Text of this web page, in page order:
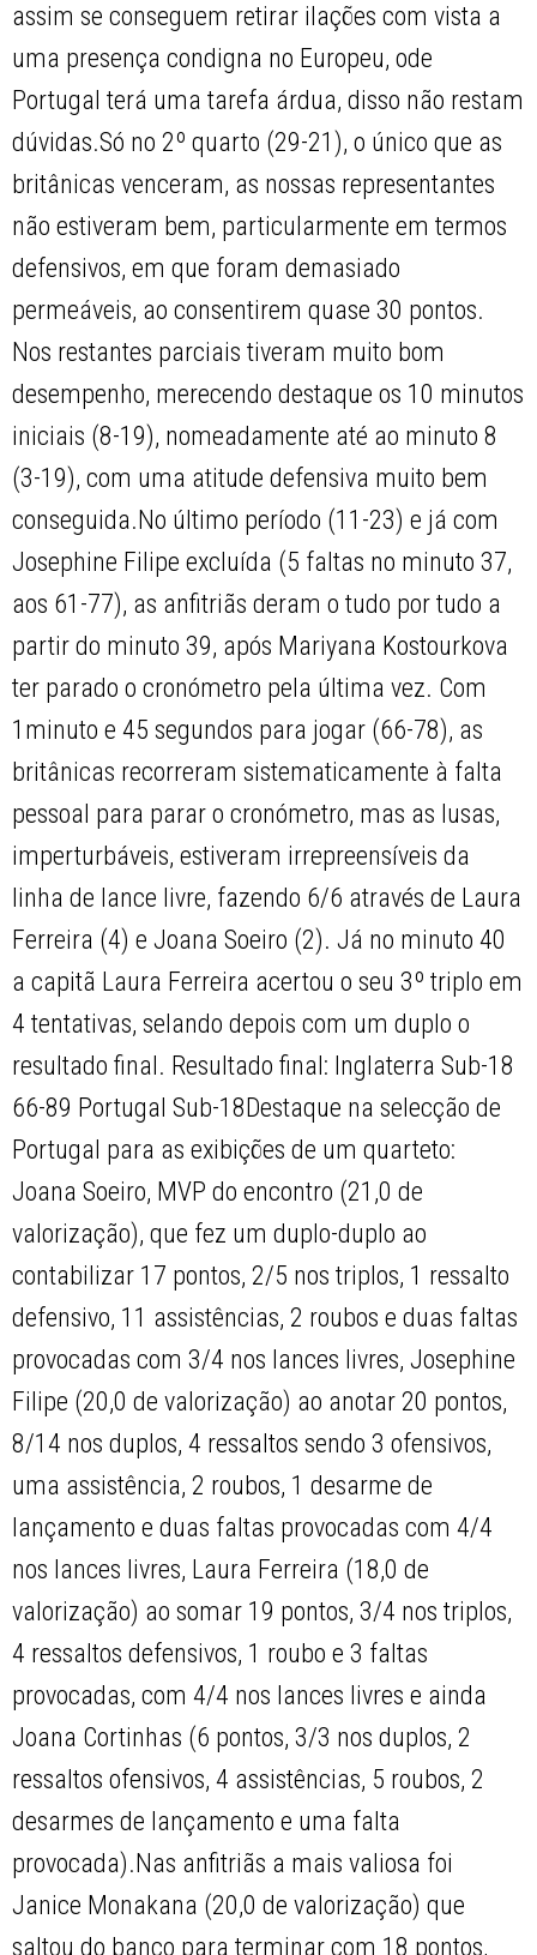
assim se conseguem retirar ilações com vista a
uma presença condigna no Europeu, ode
Portugal terá uma tarefa árdua, disso não restam
dúvidas.Só no 2º quarto (29-21), o único que as
britânicas venceram, as nossas representantes
não estiveram bem, particularmente em termos
defensivos, em que foram demasiado
permeáveis, ao consentirem quase 30 pontos.
Nos restantes parciais tiveram muito bom
desempenho, merecendo destaque os 10 minutos
iniciais (8-19), nomeadamente até ao minuto 8
(3-19), com uma atitude defensiva muito bem
conseguida.No último período (11-23) e já com
Josephine Filipe excluída (5 faltas no minuto 37,
aos 61-77), as anfitriãs deram o tudo por tudo a
partir do minuto 39, após Mariyana Kostourkova
ter parado o cronómetro pela última vez. Com
1minuto e 45 segundos para jogar (66-78), as
britânicas recorreram sistematicamente à falta
pessoal para parar o cronómetro, mas as lusas,
imperturbáveis, estiveram irrepreensíveis da
linha de lance livre, fazendo 6/6 através de Laura
Ferreira (4) e Joana Soeiro (2). Já no minuto 40
a capitã Laura Ferreira acertou o seu 3º triplo em
4 tentativas, selando depois com um duplo o
resultado final. Resultado final: Inglaterra Sub-18
66-89 Portugal Sub-18Destaque na selecção de
Portugal para as exibições de um quarteto:
Joana Soeiro, MVP do encontro (21,0 de
valorização), que fez um duplo-duplo ao
contabilizar 17 pontos, 2/5 nos triplos, 1 ressalto
defensivo, 11 assistências, 2 roubos e duas faltas
provocadas com 3/4 nos lances livres, Josephine
Filipe (20,0 de valorização) ao anotar 20 pontos,
8/14 nos duplos, 4 ressaltos sendo 3 ofensivos,
uma assistência, 2 roubos, 1 desarme de
lançamento e duas faltas provocadas com 4/4
nos lances livres, Laura Ferreira (18,0 de
valorização) ao somar 19 pontos, 3/4 nos triplos,
4 ressaltos defensivos, 1 roubo e 3 faltas
provocadas, com 4/4 nos lances livres e ainda
Joana Cortinhas (6 pontos, 3/3 nos duplos, 2
ressaltos ofensivos, 4 assistências, 5 roubos, 2
desarmes de lançamento e uma falta
provocada).Nas anfitriãs a mais valiosa foi
Janice Monakana (20,0 de valorização) que
saltou do banco para terminar com 18 pontos,